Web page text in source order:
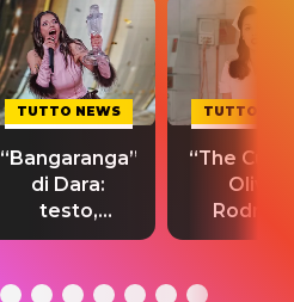
TUTTO NEWS
“Bangaranga”
di Dara:
testo,
traduzione e
del singolo
TUTTO
“The
Olivia
testo,